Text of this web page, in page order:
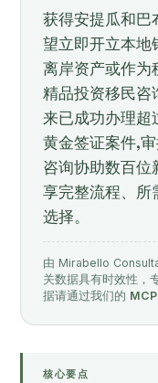
获得安提瓜和巴
望立即开立本地
离岸资产或作为
精品投资移民咨
来已成功办理
黄金签证案件,
咨询协助数百位
享完整流程、所
选择。
由 Mirabello
关数据具有时效性，
据请通过我们的 MCP
核心要点